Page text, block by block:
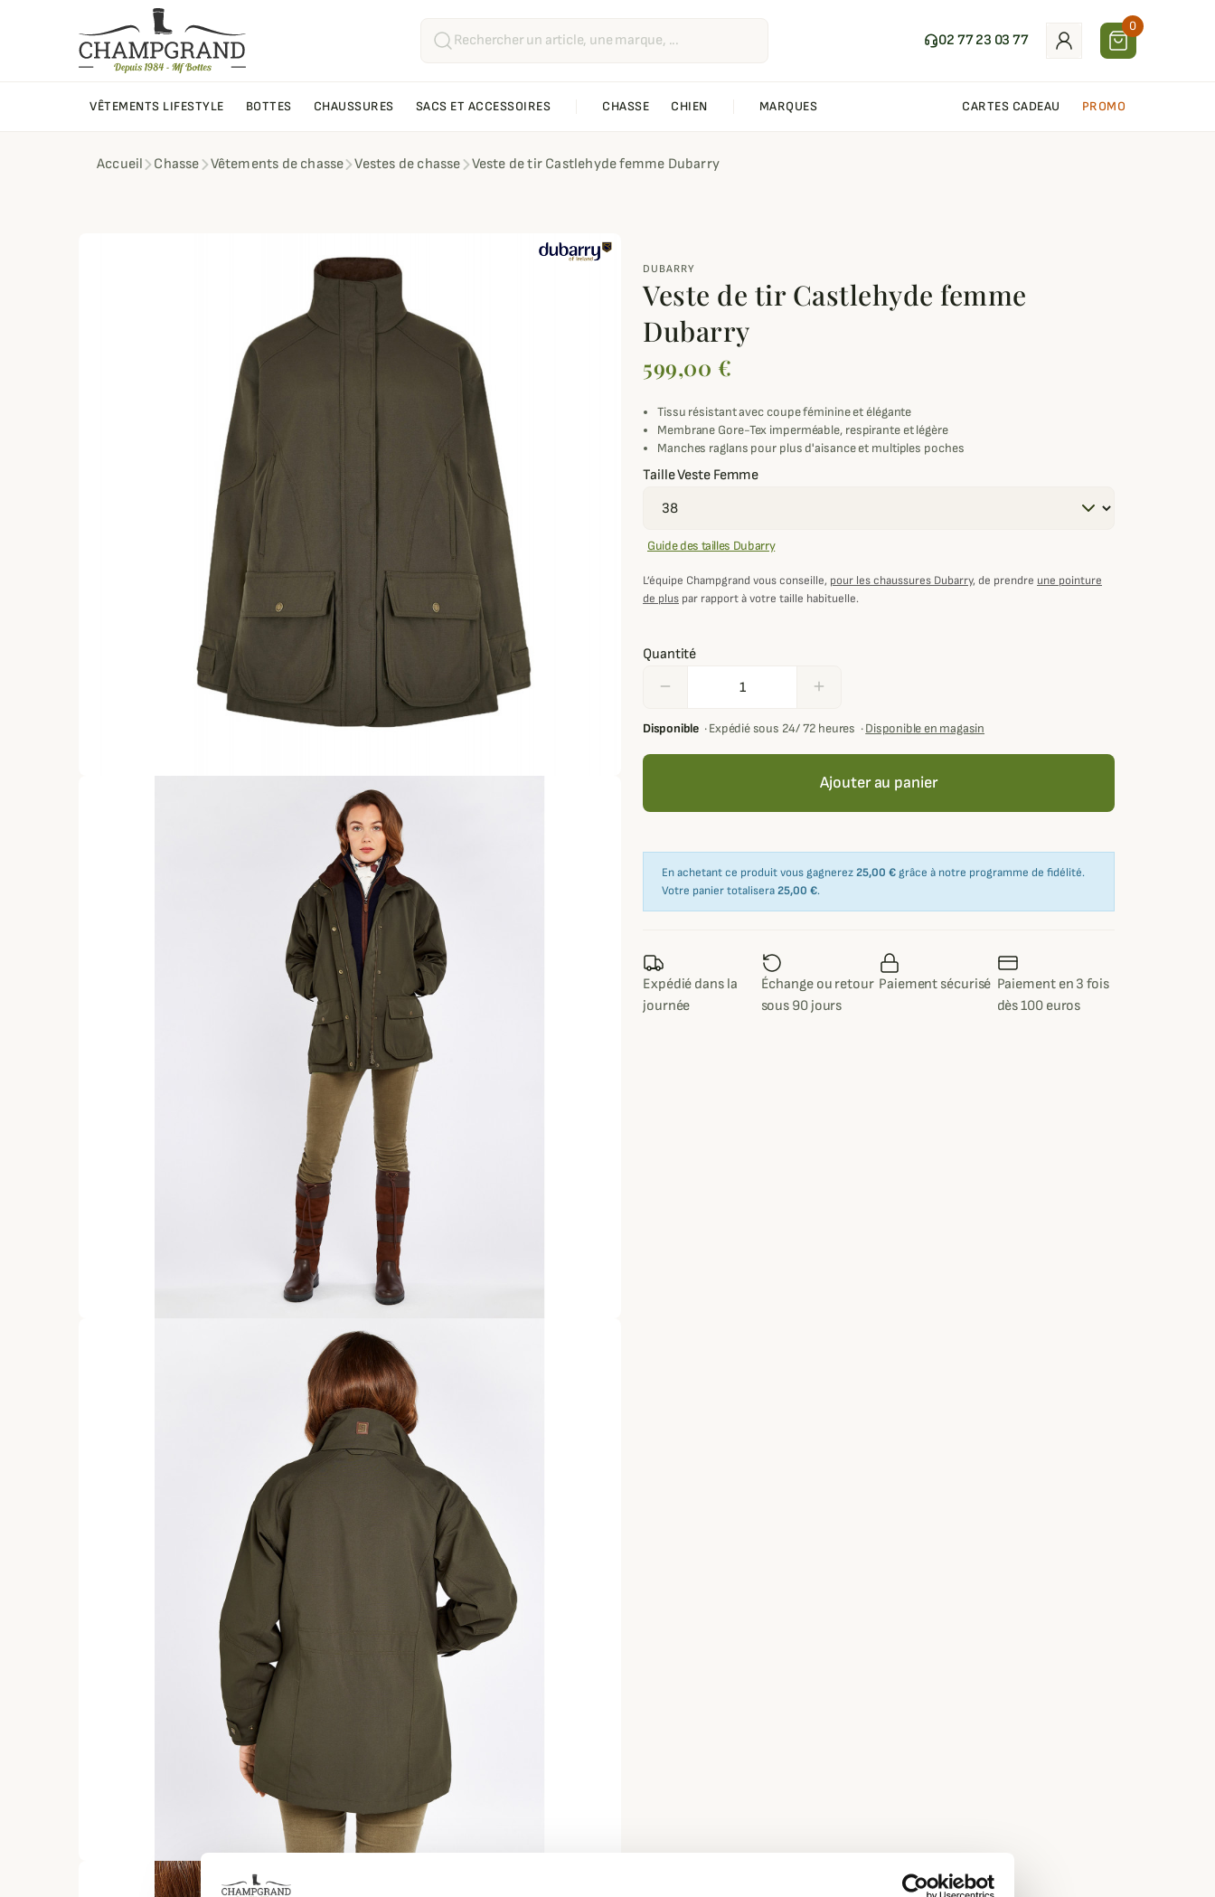
02 77 23 03 77
0
VÊTEMENTS LIFESTYLE BOTTES CHAUSSURES SACS ET ACCESSOIRES CHASSE CHIEN MARQUES CARTES CADEAU PROMO
Accueil Chasse Vêtements de chasse Vestes de chasse Veste de tir Castlehyde femme Dubarry
DUBARRY
Veste de tir Castlehyde femme
Dubarry
599,00 €
Tissu résistant avec coupe féminine et élégante
Membrane Gore-Tex imperméable, respirante et légère
Manches raglans pour plus d'aisance et multiples poches
Taille Veste Femme
Guide des tailles Dubarry
L’équipe Champgrand vous conseille, pour les chaussures Dubarry, de prendre une pointure
de plus par rapport à votre taille habituelle.
Quantité
remove add
Disponible ·Expédié sous 24/ 72 heures ·Disponible en magasin
Ajouter au panier
En achetant ce produit vous gagnerez25,00 € grâce à notre programme de fidélité.
Votre panier totalisera25,00 €.
Expédié dans la
journée
Échange ou retour
sous 90 jours
Paiement sécurisé Paiement en 3 fois
dès 100 euros